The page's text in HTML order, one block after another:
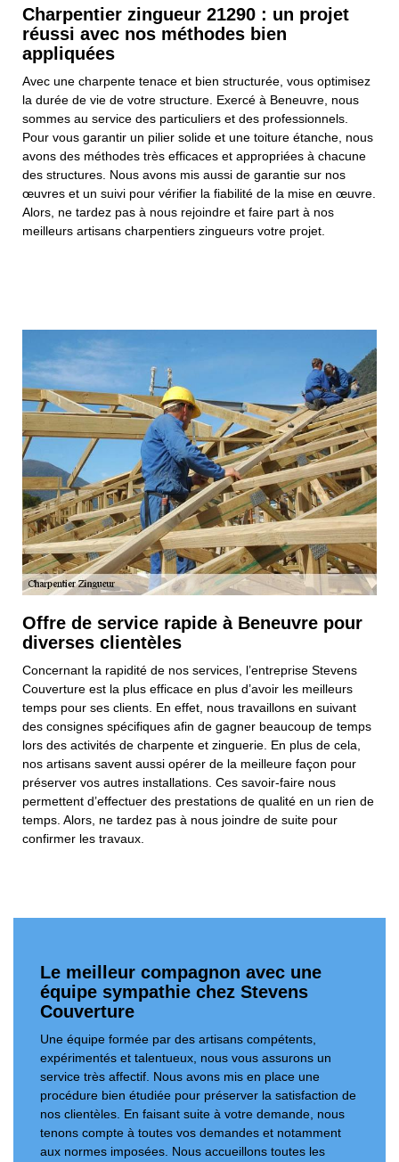
Charpentier zingueur 21290 : un projet
réussi avec nos méthodes bien
appliquées
Avec une charpente tenace et bien structurée, vous optimisez
la durée de vie de votre structure. Exercé à Beneuvre, nous
sommes au service des particuliers et des professionnels.
Pour vous garantir un pilier solide et une toiture étanche, nous
avons des méthodes très efficaces et appropriées à chacune
des structures. Nous avons mis aussi de garantie sur nos
œuvres et un suivi pour vérifier la fiabilité de la mise en œuvre.
Alors, ne tardez pas à nous rejoindre et faire part à nos
meilleurs artisans charpentiers zingueurs votre projet.
Offre de service rapide à Beneuvre pour
diverses clientèles
Concernant la rapidité de nos services, l’entreprise Stevens
Couverture est la plus efficace en plus d’avoir les meilleurs
temps pour ses clients. En effet, nous travaillons en suivant
des consignes spécifiques afin de gagner beaucoup de temps
lors des activités de charpente et zinguerie. En plus de cela,
nos artisans savent aussi opérer de la meilleure façon pour
préserver vos autres installations. Ces savoir-faire nous
permettent d’effectuer des prestations de qualité en un rien de
temps. Alors, ne tardez pas à nous joindre de suite pour
confirmer les travaux.
Le meilleur compagnon avec une
équipe sympathie chez Stevens
Couverture
Une équipe formée par des artisans compétents,
expérimentés et talentueux, nous vous assurons un
service très affectif. Nous avons mis en place une
procédure bien étudiée pour préserver la satisfaction de
nos clientèles. En faisant suite à votre demande, nous
tenons compte à toutes vos demandes et notamment
aux normes imposées. Nous accueillons toutes les